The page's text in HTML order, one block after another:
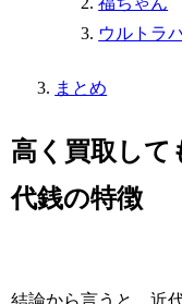
ウルトラ
まとめ
高く買取して
代銭の特徴
結論から言うと、近